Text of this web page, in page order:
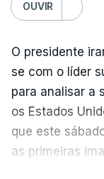
OUVIR
O presidente
se com o líder
para analisar a
os Estados
que este
as primeiras